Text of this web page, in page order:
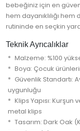
bebeğiniz için en
hem dayanıklılığı
rutininde en seçkin
Teknik Ayrıcalıklar
Malzeme: %100
Boya: Çocuk
Güvenlik Standartı:
uygunluğu
Klips Yapısı:
metal klips
Tasarım: Dark Oak